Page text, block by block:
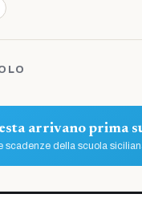
arrivano prima
della scuola